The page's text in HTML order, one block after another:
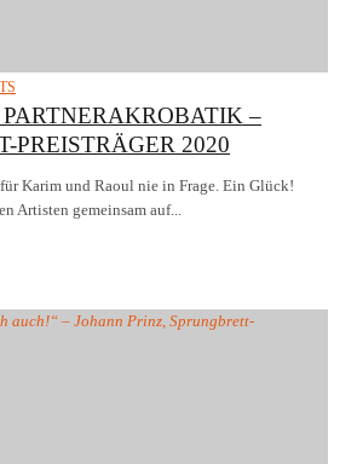
–
PREISTRÄGER 2020
Karim und Raoul nie in Frage. Ein Glück!
Artisten gemeinsam auf...